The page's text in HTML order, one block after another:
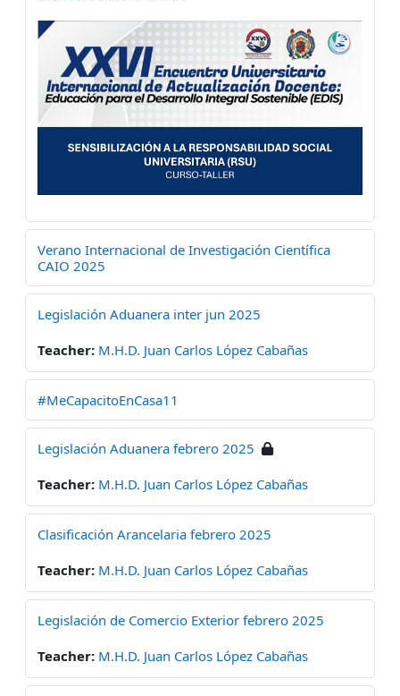
Verano Internacional de Investigación Científica
CAIO 2025
Legislación Aduanera inter jun 2025
Teacher: M.H.D. Juan Carlos López Cabañas
#MeCapacitoEnCasa11
Legislación Aduanera febrero 2025
Teacher: M.H.D. Juan Carlos López Cabañas
Clasificación Arancelaria febrero 2025
Teacher: M.H.D. Juan Carlos López Cabañas
Legislación de Comercio Exterior febrero 2025
Teacher: M.H.D. Juan Carlos López Cabañas